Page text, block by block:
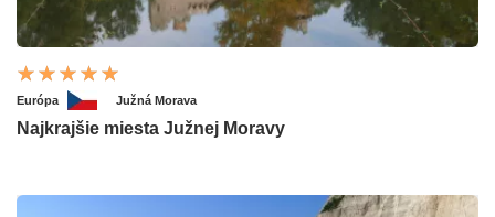
Európa Južná Morava
Najkrajšie miesta Južnej Moravy